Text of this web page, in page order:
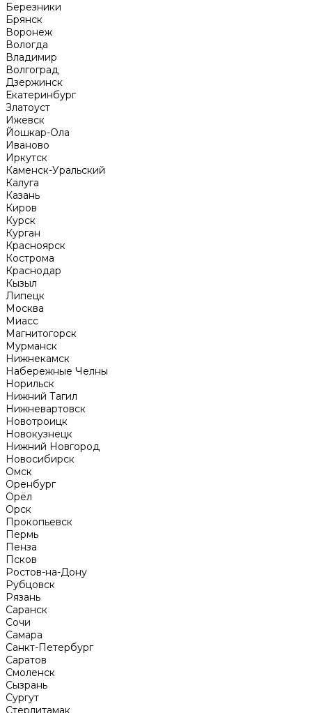
Березники
Брянск
Воронеж
Вологда
Владимир
Волгоград
Дзержинск
Екатеринбург
Златоуст
Ижевск
Йошкар-Ола
Иваново
Иркутск
Каменск-Уральский
Калуга
Казань
Киров
Курск
Курган
Красноярск
Кострома
Краснодар
Кызыл
Липецк
Москва
Миасс
Магнитогорск
Мурманск
Нижнекамск
Набережные Челны
Норильск
Нижний Тагил
Нижневартовск
Новотроицк
Новокузнецк
Нижний Новгород
Новосибирск
Омск
Оренбург
Орёл
Орск
Прокопьевск
Пермь
Пенза
Псков
Ростов-на-Дону
Рубцовск
Рязань
Саранск
Сочи
Самара
Санкт-Петербург
Саратов
Смоленск
Сызрань
Сургут
Стерлитамак